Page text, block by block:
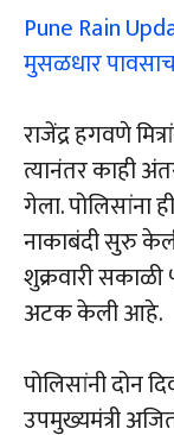
Pune Rain
मुसळधार
राजेंद्र हगवणे
त्यानंतर काही
गेला. पोलिसांना
नाकाबंदी सुरु
शुक्रवारी सकाळी
अटक केली आहे.
पोलिसांनी दोन
उपमुख्यमंत्री